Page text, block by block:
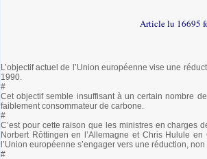
Article lu 16695
L’objectif actuel de l’Union européenne vise une
1990.
#
Cet objectif semble insuffisant à un certain nombre
faiblement consommateur de carbone.
#
C’est pour cette raison que les ministres en charges
Norbert Rôttingen en l’Allemagne et Chris Hulule
l’Union européenne s’engager vers une réduction,
#